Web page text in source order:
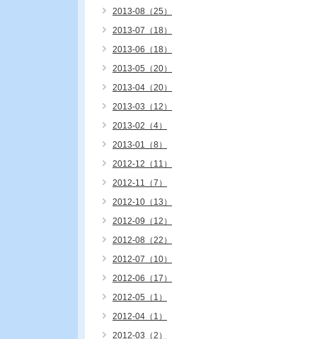
2013-08（25）
2013-07（18）
2013-06（18）
2013-05（20）
2013-04（20）
2013-03（12）
2013-02（4）
2013-01（8）
2012-12（11）
2012-11（7）
2012-10（13）
2012-09（12）
2012-08（22）
2012-07（10）
2012-06（17）
2012-05（1）
2012-04（1）
2012-03（2）